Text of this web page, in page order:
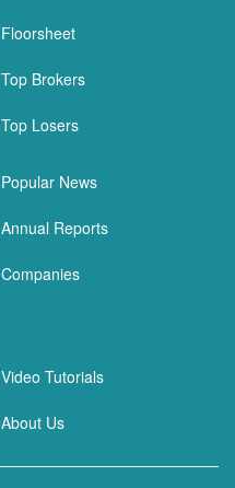
Floorsheet
Top Brokers
Top Losers
Popular News
Annual Reports
Companies
Video Tutorials
About Us